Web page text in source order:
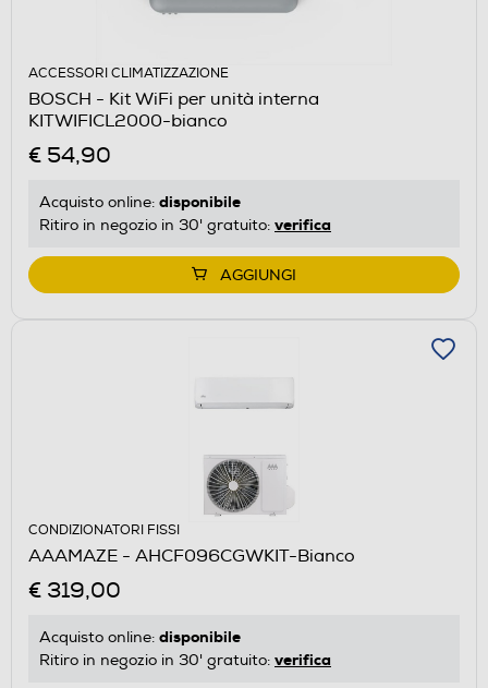
ACCESSORI CLIMATIZZAZIONE
BOSCH - Kit WiFi per unità interna
KITWIFICL2000-bianco
€ 54,90
Acquisto online: disponibile
Ritiro in negozio in 30' gratuito: verifica
AGGIUNGI
CONDIZIONATORI FISSI
AAAMAZE - AHCF096CGWKIT-Bianco
€ 319,00
Acquisto online: disponibile
Ritiro in negozio in 30' gratuito: verifica